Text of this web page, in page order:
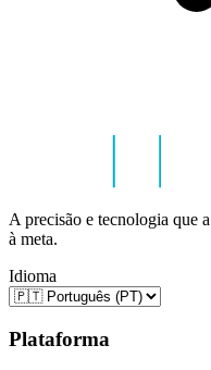
A precisão e tecnologia que
à meta.
Idioma
Plataforma